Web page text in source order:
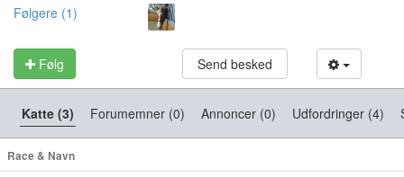
Følgere (1)
Følg Send besked
Katte (3) Forumemner (0) Annoncer (0) Udfordringer (4)
Race & Navn